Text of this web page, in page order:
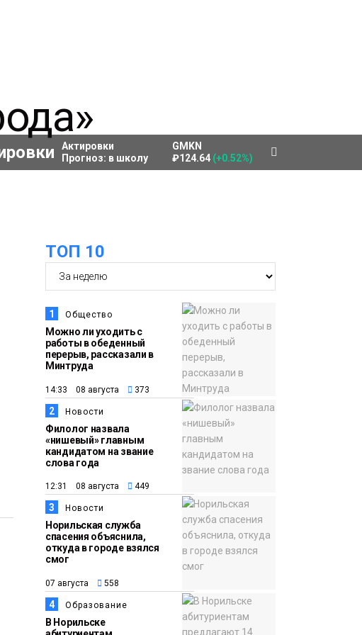
Актировки
Прогноз: в школу
GMKN
₽124.64 (+0.52%)
ТОП 10
1 Общество
Можно ли уходить с
работы в обеденный
перерыв, рассказали в
Минтруда
14:33 08 августа 373
2 Новости
Филолог назвала
«нишевый» главным
кандидатом на звание
слова года
12:31 08 августа 449
3 Новости
Норильская служба
спасения объяснила,
откуда в городе взялся
смог
07 августа 558
4 Образование
В Норильске